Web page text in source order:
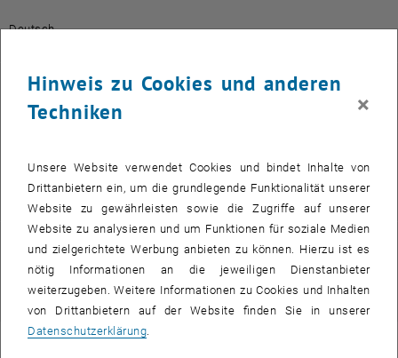
Deutsch
Information und Anmeldung
Veranstaltungsort
Der Kurs findet an der TU Wien statt
Hinweis zu Cookies und anderen
Techniken
×
Unsere Website verwendet Cookies und bindet Inhalte von
Drittanbietern ein, um die grundlegende Funktionalität unserer
Website zu gewährleisten sowie die Zugriffe auf unserer
Website zu analysieren und um Funktionen für soziale Medien
und zielgerichtete Werbung anbieten zu können. Hierzu ist es
nötig Informationen an die jeweiligen Dienstanbieter
weiterzugeben. Weitere Informationen zu Cookies und Inhalten
von Drittanbietern auf der Website finden Sie in unserer
Datenschutzerklärung